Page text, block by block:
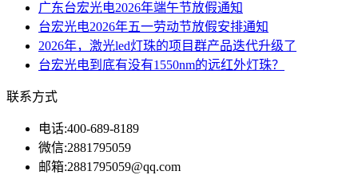
广东台宏光电2026年端午节放假通知
台宏光电2026年五一劳动节放假安排通知
2026年，激光led灯珠的项目群产品迭代升级了
台宏光电到底有没有1550nm的远红外灯珠？
联系方式
电话:400-689-8189
微信:2881795059
邮箱:2881795059@qq.com